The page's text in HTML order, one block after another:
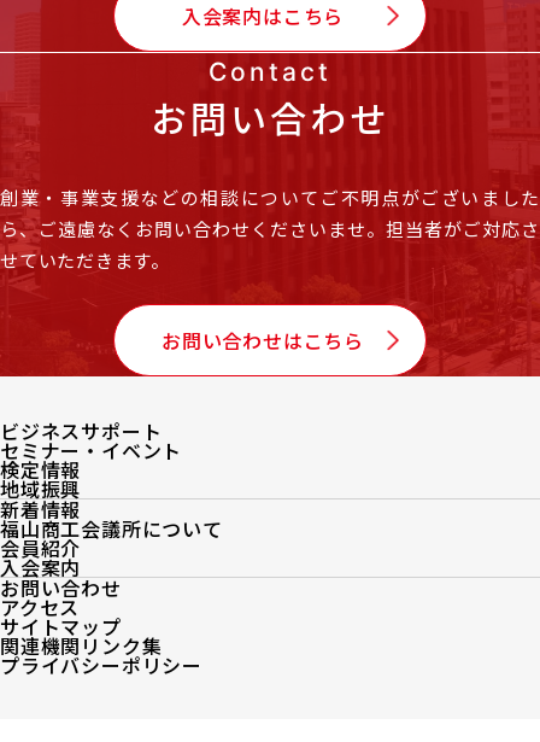
入会案内はこちら
Contact
お問い合わせ
創業・事業支援などの相談についてご不明点がございました
ら、ご遠慮なくお問い合わせくださいませ。担当者がご対応さ
せていただきます。
お問い合わせはこちら
ビジネスサポート
セミナー・イベント
検定情報
地域振興
新着情報
福山商工会議所について
会員紹介
入会案内
お問い合わせ
アクセス
サイトマップ
関連機関リンク集
プライバシーポリシー